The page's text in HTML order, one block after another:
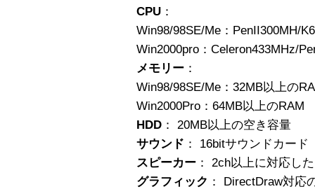
CPU ：
Win98/98SE/Me：PenII300MH/
Win2000pro：Celeron433MHz/
メモリー ：
Win98/98SE/Me：32MB以上の
Win2000Pro：64MB以上のRAM
HDD ： 20MB以上の空き容量
サウンド ： 16bitサウンドカード
スピーカー ： 2ch以上に対応し
グラフィック ： DirectDraw対応